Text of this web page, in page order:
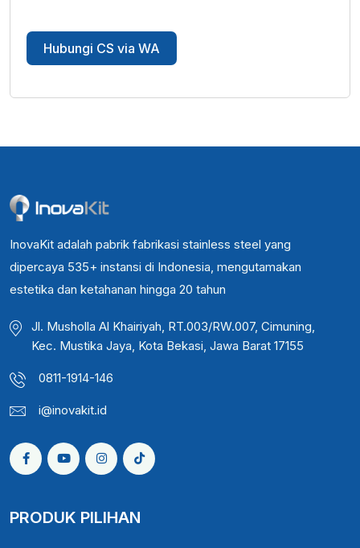
Hubungi CS via WA
InovaKit adalah pabrik fabrikasi stainless steel yang
dipercaya 535+ instansi di Indonesia, mengutamakan
estetika dan ketahanan hingga 20 tahun
Jl. Musholla Al Khairiyah, RT.003/RW.007, Cimuning,
Kec. Mustika Jaya, Kota Bekasi, Jawa Barat 17155
0811-1914-146
i@inovakit.id
PRODUK PILIHAN